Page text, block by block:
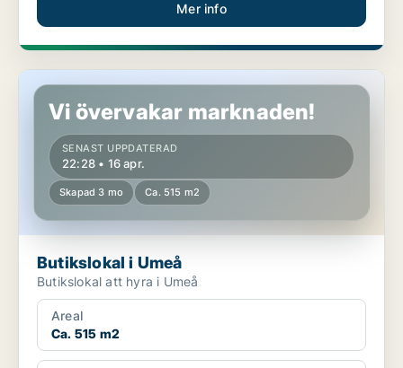
Mer info
Butikslokal i Umeå
Vi övervakar marknaden!
SENAST UPPDATERAD
22:28 • 16 apr.
Skapad 3 mo Ca. 515 m2
Butikslokal i Umeå
Butikslokal att hyra i Umeå
Areal
Ca. 515 m2